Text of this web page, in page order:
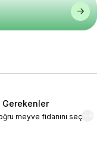
Gerekenler
meyve fidanını seçin."